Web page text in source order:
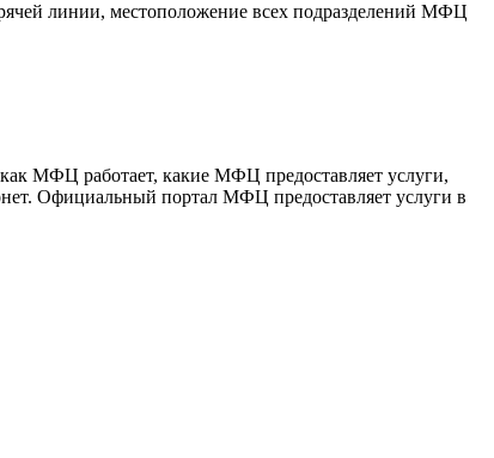
линии, местоположение всех подразделений МФЦ
МФЦ работает, какие МФЦ предоставляет услуги,
Официальный портал МФЦ предоставляет услуги в